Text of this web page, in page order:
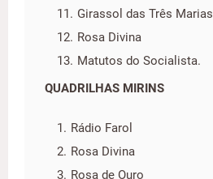
Girassol das Três Marias
Rosa Divina
Matutos do Socialista.
QUADRILHAS MIRINS
Rádio Farol
Rosa Divina
Rosa de Ouro